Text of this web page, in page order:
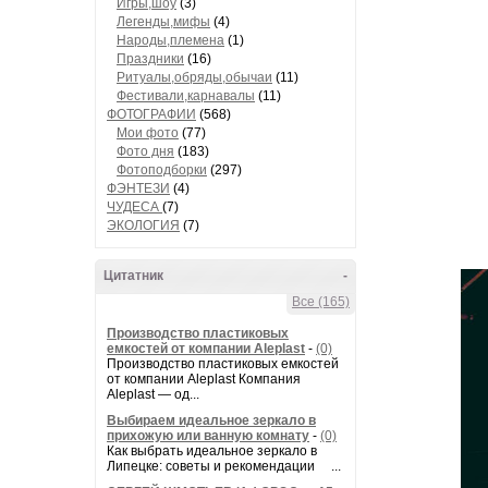
Игры,шоу (3)
Легенды,мифы (4)
Народы,племена (1)
Праздники (16)
Ритуалы,обряды,обычаи (11)
Фестивали,карнавалы (11)
ФОТОГРАФИИ (568)
Мои фото (77)
Фото дня (183)
Фотоподборки (297)
ФЭНТЕЗИ (4)
ЧУДЕСА (7)
ЭКОЛОГИЯ (7)
-
Цитатник
Все (165)
Производство пластиковых
емкостей от компании Aleplast - (0)
Производство пластиковых емкостей
от компании Aleplast Компания
Aleplast — од...
Выбираем идеальное зеркало в
прихожую или ванную комнату - (0)
Как выбрать идеальное зеркало в
Липецке: советы и рекомендации ...